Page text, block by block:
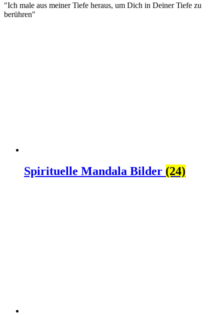
"Ich male aus meiner Tiefe heraus, um Dich in Deiner Tiefe zu
berühren"
Spirituelle Mandala Bilder (24)